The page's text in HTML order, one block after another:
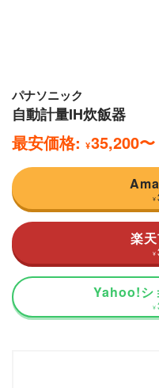
パナソニック
自動計量IH炊飯器
最安価格: ¥35,200〜
¥
楽
¥
Yahoo!シ
¥